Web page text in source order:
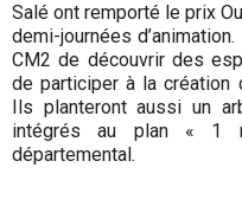
Salé ont remporté le prix
demi-journées
CM2 de découvrir des
de participer à la création
Ils planteront aussi un
intégrés au plan « 1
départemental.